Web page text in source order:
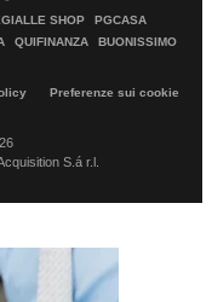
SHOP
PGCASA
QUIFINANZA
BUONISSIMO
Preferenze sui cookie
S.á r.l.